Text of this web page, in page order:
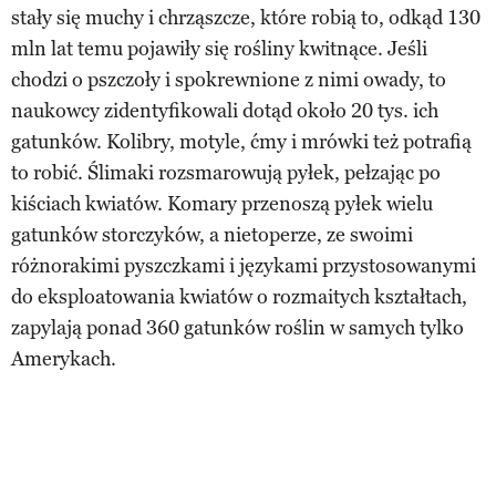
stały się muchy i chrząszcze, które robią to, odkąd 130
mln lat temu pojawiły się rośliny kwitnące. Jeśli
chodzi o pszczoły i spokrewnione z nimi owady, to
naukowcy zidentyfikowali dotąd około 20 tys. ich
gatunków. Kolibry, motyle, ćmy i mrówki też potrafią
to robić. Ślimaki rozsmarowują pyłek, pełzając po
kiściach kwiatów. Komary przenoszą pyłek wielu
gatunków storczyków, a nietoperze, ze swoimi
różnorakimi pyszczkami i językami przystosowanymi
do eksploatowania kwiatów o rozmaitych kształtach,
zapylają ponad 360 gatunków roślin w samych tylko
Amerykach.